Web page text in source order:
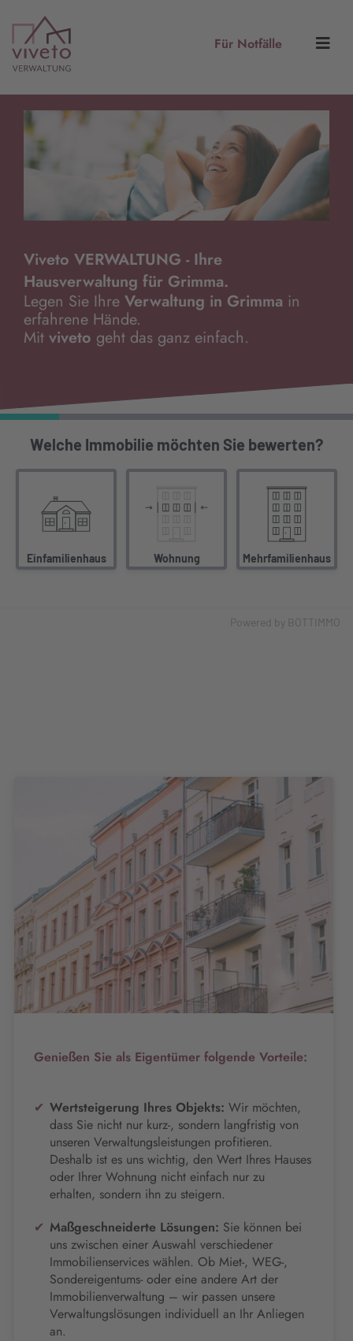
Für Notfälle
Viveto VERWALTUNG - Ihre
Hausverwaltung für Grimma.
Legen Sie Ihre Verwaltung in Grimma in
erfahrene Hände.
Mit viveto geht das ganz einfach.
Genießen Sie als Eigentümer folgende Vorteile:
Wertsteigerung Ihres Objekts: Wir möchten,
dass Sie nicht nur kurz-, sondern langfristig von
unseren Verwaltungsleistungen profitieren.
Deshalb ist es uns wichtig, den Wert Ihres Hauses
oder Ihrer Wohnung nicht einfach nur zu
erhalten, sondern ihn zu steigern.
Maßgeschneiderte Lösungen: Sie können bei
uns zwischen einer Auswahl verschiedener
Immobilienservices wählen. Ob Miet-, WEG-,
Sondereigentums- oder eine andere Art der
Immobilienverwaltung – wir passen unsere
Verwaltungslösungen individuell an Ihr Anliegen
an.